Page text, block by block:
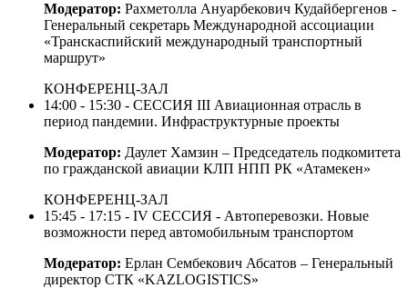
Модератор: Рахметолла Ануарбекович Кудайбергенов -
Генеральный секретарь Международной ассоциации
«Транскаспийский международный транспортный
маршрут»
КОНФЕРЕНЦ-ЗАЛ
14:00 - 15:30 - СЕССИЯ III Авиационная отрасль в
период пандемии. Инфраструктурные проекты
Модератор: Даулет Хамзин – Председатель подкомитета
по гражданской авиации КЛП НПП РК «Атамекен»
КОНФЕРЕНЦ-ЗАЛ
15:45 - 17:15 - IV СЕССИЯ - Автоперевозки. Новые
возможности перед автомобильным транспортом
Модератор: Ерлан Сембекович Абсатов – Генеральный
директор СТК «KAZLOGISTICS»